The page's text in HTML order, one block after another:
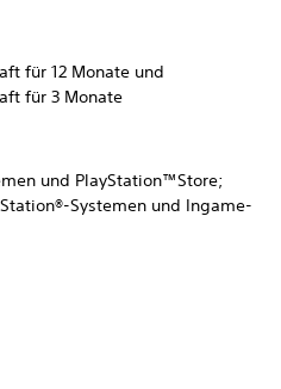
für 12 Monate und
für 3 Monate
und PlayStation™Store;
Systemen und Ingame-